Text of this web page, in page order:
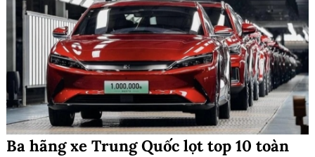
Ba hãng xe Trung Quốc lọt top 10 toàn